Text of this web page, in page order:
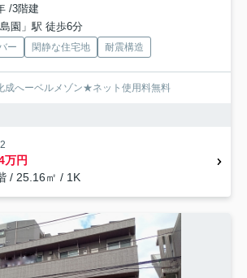
/3階建
園」駅 徒歩6分
ー 閑静な住宅地 耐震構造
成へーベルメゾン★ネット使用料無料
万円
/ 25.16㎡ / 1K